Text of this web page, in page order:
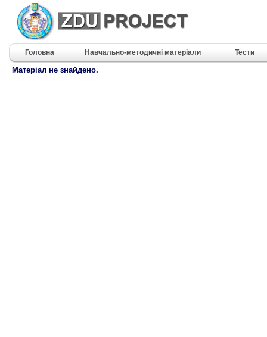
Головна Навчально-методичні матеріали Тести
Матеріал не знайдено.